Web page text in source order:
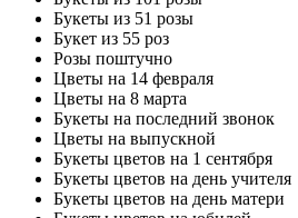
Букеты из 51 розы
Букет из 55 роз
Розы поштучно
Цветы на 14 февраля
Цветы на 8 марта
Букеты на последний звонок
Цветы на выпускной
Букеты цветов на 1 сентября
Букеты цветов на день учителя
Букеты цветов на день матери